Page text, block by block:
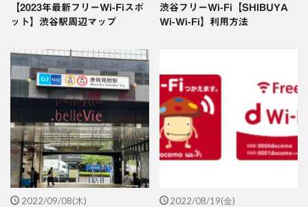
【2023年最新フリーWi-Fiスポ
ット】渋谷駅周辺マップ
渋谷フリーWi-Fi【SHIBUYA
Wi-Wi-Fi】利用方法
2022/09/08(木)
2022/08/19(金)